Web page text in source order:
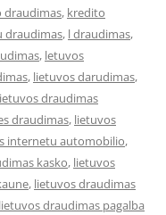
draudimas, kredito
draudimas, l draudimas,
, letuvos
, lietuvos darudimas,
draudimas
draudimas, lietuvos
internetu automobilio,
kasko, lietuvos
, lietuvos draudimas
lietuvos draudimas pagalba